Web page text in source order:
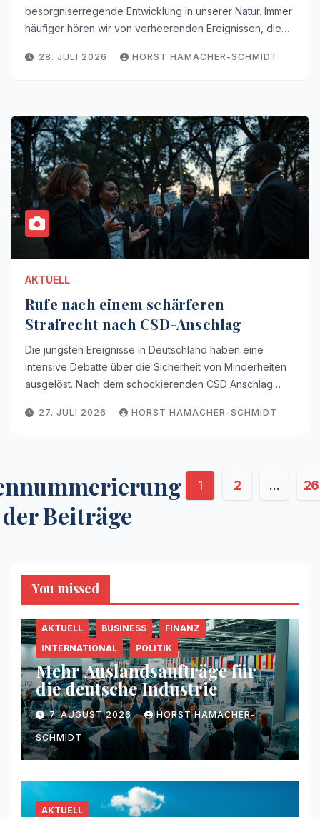
besorgniserregende Entwicklung in unserer Natur. Immer
häufiger hören wir von verheerenden Ereignissen, die…
28. JULI 2026 HORST HAMACHER-SCHMIDT
AKTUELL
Rufe nach einem schärferen
Strafrecht nach CSD-Anschlag
Die jüngsten Ereignisse in Deutschland haben eine
intensive Debatte über die Sicherheit von Minderheiten
ausgelöst. Nach dem schockierenden CSD Anschlag…
27. JULI 2026 HORST HAMACHER-SCHMIDT
der Beiträge
1 2 … 26
You missed
AKTUELL BUSINESS
FINANZ
INTERNATIONAL
POLITIK
Mehr Auslandsaufträge für
die deutsche Industrie
7. AUGUST 2026 HORST HAMACHER-
SCHMIDT
AKTUELL